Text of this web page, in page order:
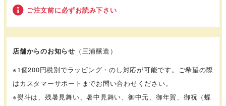
ご注文前に必ずお読み下さい
店舗からのお知らせ （三浦醸造）
※1個200円税別でラッピング・のし対応が可能です。ご希望の際
はカスタマーサポートまでお問い合わせください。
※熨斗は、残暑見舞い、暑中見舞い、御中元、御年賀、御祝（蝶